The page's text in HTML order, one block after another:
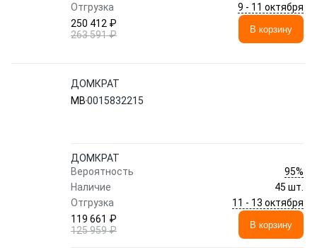
Отгрузка
9 - 11 октября
250 412 ₽
263 591 ₽
В корзину
ДОМКРАТ
MB0015832215
ДОМКРАТ
Вероятность
95%
Наличие
45 шт.
Отгрузка
11 - 13 октября
119 661 ₽
125 959 ₽
В корзину